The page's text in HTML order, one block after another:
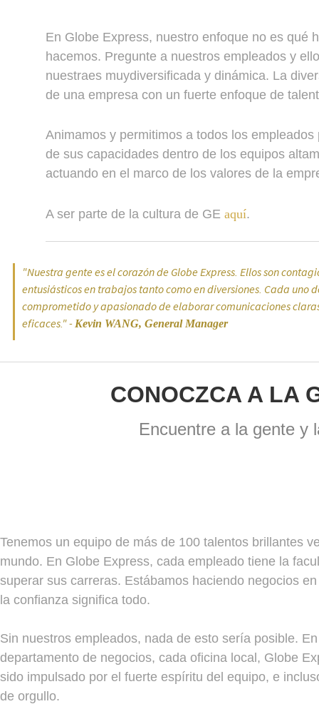
En Globe Express, nuestro enfoque no es qué
hacemos. Pregunte a nuestros empleados y
nuestraes muydiversificada y dinámica. La
de una empresa con un fuerte enfoque de
Animamos y permitimos a todos los
de sus capacidades dentro de los equipos
actuando en el marco de los valores de la
A ser parte de la cultura de GE aquí.
"Nuestra gente es el corazón de Globe Express. Ellos son
entusiásticos en trabajos tanto como en diversiones. Cada uno
comprometido y apasionado de elaborar comunicaciones
eficaces." - Kevin WANG, General Manager
CONOCZCA A LA
Encuentre a la gente y
Tenemos un equipo de más de 100 talentos brillantes
mundo. En Globe Express, cada empleado tiene la
superar sus carreras. Estábamos haciendo negocios
la confianza significa todo.
Sin nuestros empleados, nada de esto sería posible.
departamento de negocios, cada oficina local, Globe
sido impulsado por el fuerte espíritu del equipo, e
de orgullo.